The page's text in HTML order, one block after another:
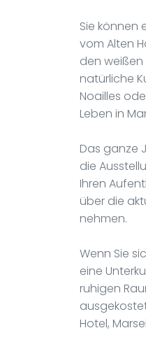
Sie können
vom Alten
den
natürliche
Noailles
Leben in
Das ganze
die
Ihren
über die
nehmen.
Wenn Sie
eine
ruhigen
Hotel,